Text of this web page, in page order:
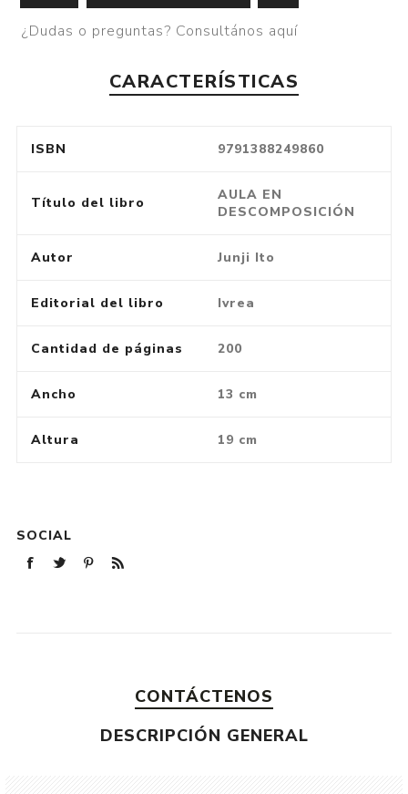
¿Dudas o preguntas? Consultános aquí
CARACTERÍSTICAS
ISBN 9791388249860
Título del libro
AULA EN
DESCOMPOSICIÓN
Autor Junji Ito
Editorial del libro Ivrea
Cantidad de páginas 200
Ancho 13 cm
Altura 19 cm
SOCIAL
CONTÁCTENOS
DESCRIPCIÓN GENERAL